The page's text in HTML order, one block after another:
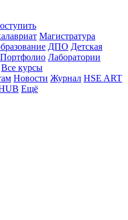
Магистратура
ДПО Детская
Портфолио Лаборатории
Все курсы
Новости Журнал HSE ART
Ещё